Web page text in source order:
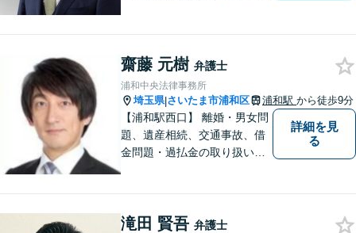
務】ビジネスの経験を活かし
現実的なサポートを提供【夜
間休日対応可】
齋藤 元樹 弁護士
浦和中央法律事務所
埼玉県|さいたま市浦和区 浦和駅 から徒歩9分
【浦和駅西口】 離婚・男女問
題、遺産相続、交通事故、借
金問題・過払金の取り扱いが
い合わせ下さい！
詳細を見
る
滝田 賢吾 弁護士